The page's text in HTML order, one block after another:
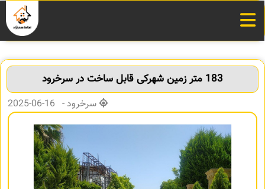
183 متر زمین شهرکی قابل ساخت در سرخرود
سرخرود - 16-06-2025